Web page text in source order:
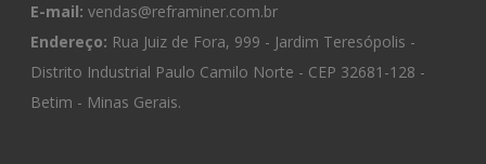
E-mail: vendas@reframiner.com.br
Endereço: Rua Juiz de Fora, 999 - Jardim Teresópolis -
Distrito Industrial Paulo Camilo Norte - CEP 32681-128 -
Betim - Minas Gerais.